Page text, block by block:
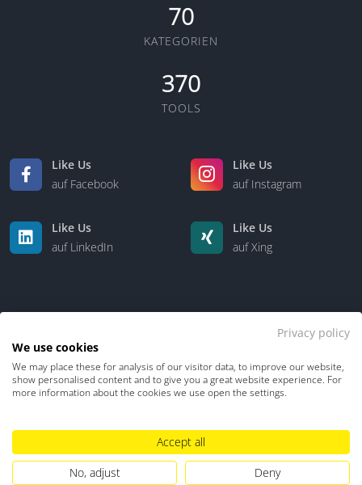
70
KATEGORIEN
370
TOOLS
Like Us
auf Facebook
Like Us
auf Instagram
Like Us
auf LinkedIn
Like Us
auf Xing
Kontakt Über uns
Impressum
Hinweisgebersystem
Umgang mit KI
Privacy policy
We use cookies
We may place these for analysis of our visitor data, to improve our website,
show personalised content and to give you a great website experience. For
more information about the cookies we use open the settings.
Accept all
No, adjust
Deny